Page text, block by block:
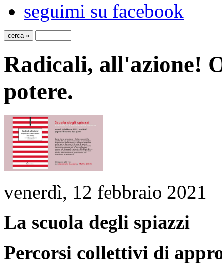
seguimi su facebook
Radicali, all'azione!
potere.
venerdì, 12 febbraio 2021
La scuola degli spiazzi
Percorsi collettivi di